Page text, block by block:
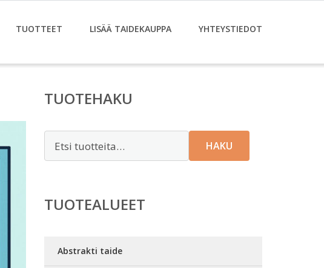
TUOTTEET LISÄÄ TAIDEKAUPPA YHTEYSTIEDOT
TUOTEHAKU
HAKU
TUOTEALUEET
Abstrakti taide